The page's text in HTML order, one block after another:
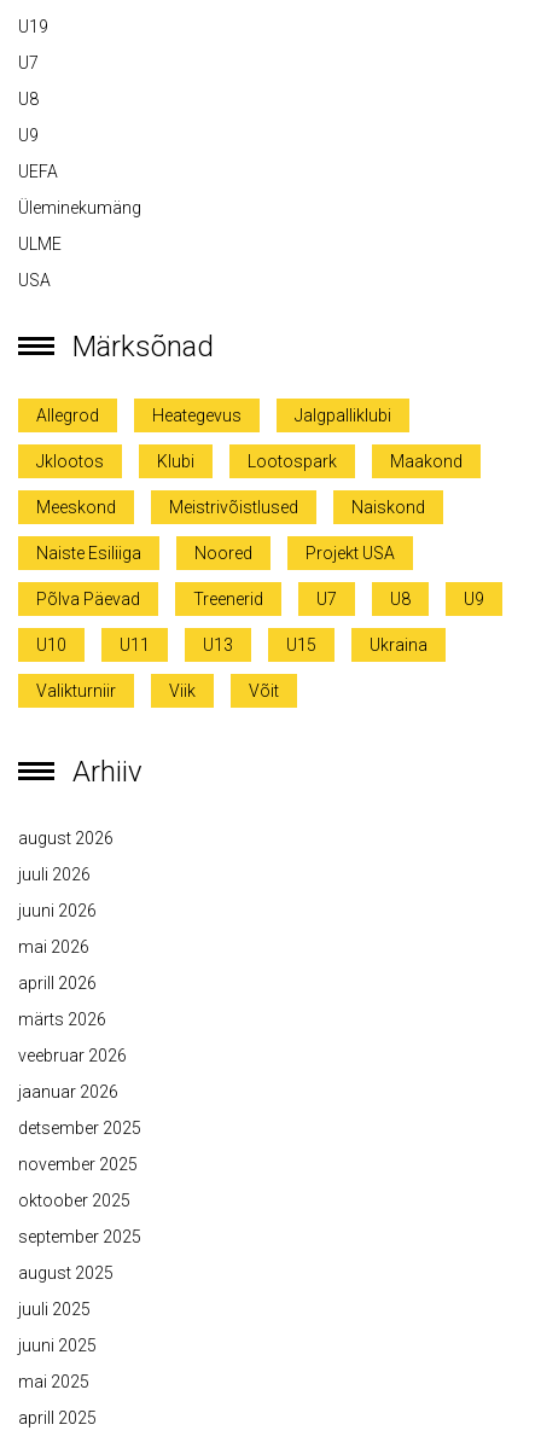
U19
U7
U8
U9
UEFA
Üleminekumäng
ULME
USA
Märksõnad
Allegrod Heategevus Jalgpalliklubi
Jklootos Klubi Lootospark Maakond
Meeskond Meistrivõistlused Naiskond
Naiste Esiliiga Noored Projekt USA
Põlva Päevad Treenerid U7 U8 U9
U10 U11 U13 U15 Ukraina
Valikturniir Viik Võit
Arhiiv
august 2026
juuli 2026
juuni 2026
mai 2026
aprill 2026
märts 2026
veebruar 2026
jaanuar 2026
detsember 2025
november 2025
oktoober 2025
september 2025
august 2025
juuli 2025
juuni 2025
mai 2025
aprill 2025